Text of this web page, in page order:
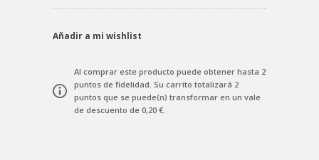
Añadir a mi wishlist
Al comprar este producto puede obtener hasta 2
puntos de fidelidad. Su carrito totalizará 2
puntos que se puede(n) transformar en un vale
de descuento de 0,20 €.